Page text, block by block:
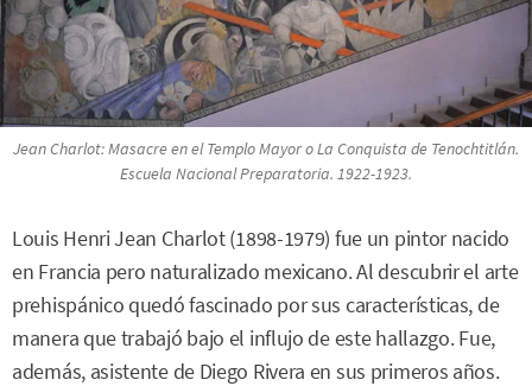
Jean Charlot:Masacre en el Templo MayoroLa Conquista de Tenochtitlán.
Escuela Nacional Preparatoria. 1922-1923.
Louis Henri Jean Charlot (1898-1979) fue un pintor nacido
en Francia pero naturalizado mexicano. Al descubrir el arte
prehispánico quedó fascinado por sus características, de
manera que trabajó bajo el influjo de este hallazgo. Fue,
además, asistente de Diego Rivera en sus primeros años.